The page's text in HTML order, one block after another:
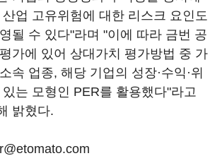
업 고유위험에 대한 리스크 요인도
될 수 있다"라며 "이에 따라 금번 공
가에 있어 상대가치 평가방법 중 가
속 업종, 해당 기업의 성장·수익·위
는 모형인 PER를 활용했다"라고
밝혔다.